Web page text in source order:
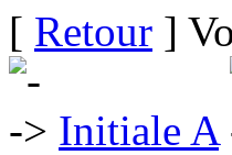
[ Retour ]
Initiale A